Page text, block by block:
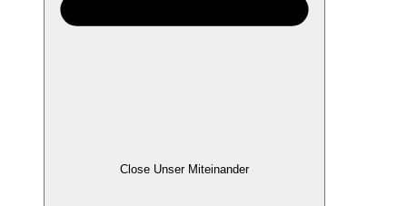
Close Unser Miteinander